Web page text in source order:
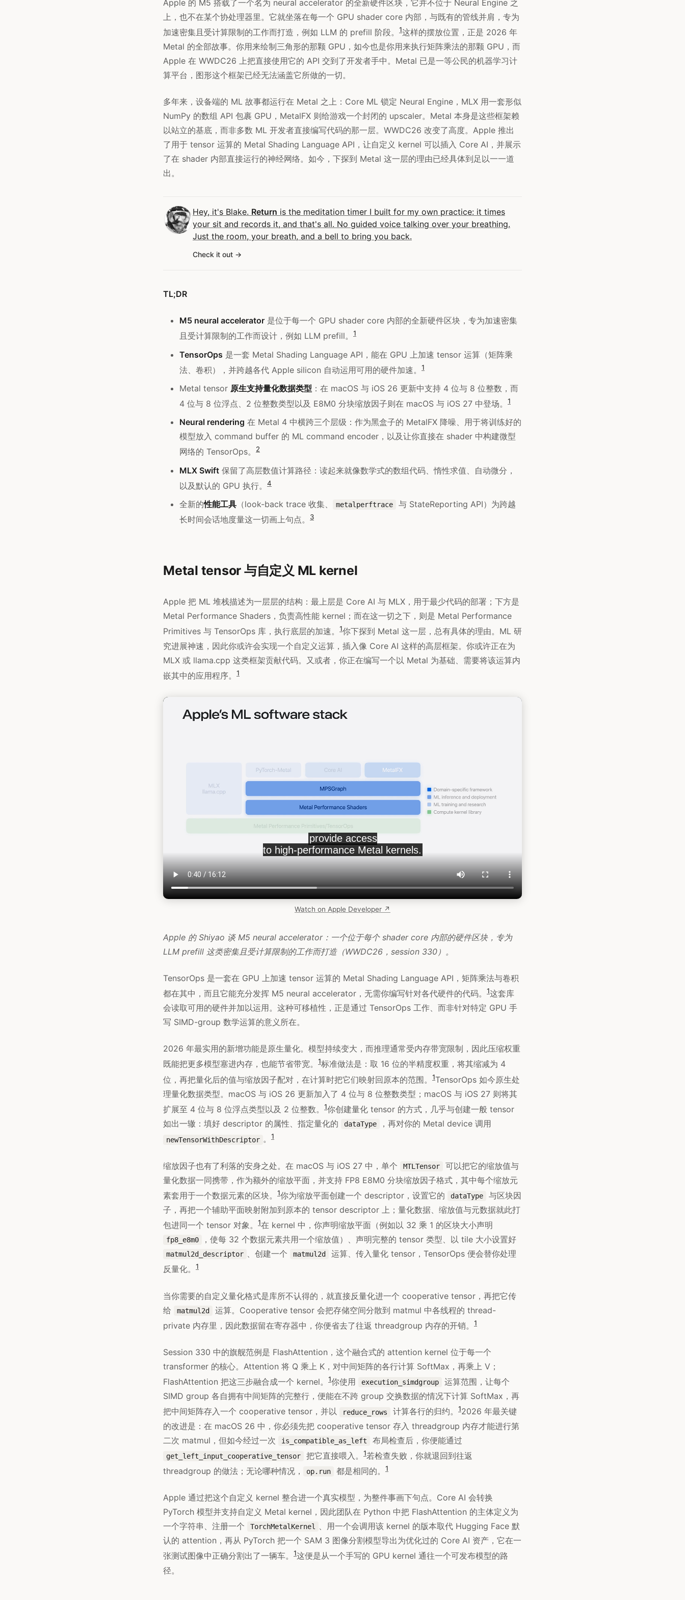
Apple 的 M5 搭载了一个名为 neural accelerator 的全新硬件区块，它并不位于 Neural Engine 之
上，也不在某个协处理器里。它就坐落在每一个 GPU shader core 内部，与既有的管线并肩，专为
加速密集且受计算限制的工作而打造，例如 LLM 的 prefill 阶段。
1这样的摆放位置，正是 2026 年
Metal 的全部故事。你用来绘制三角形的那颗 GPU，如今也是你用来执行矩阵乘法的那颗 GPU，而
Apple 在 WWDC26 上把直接使用它的 API 交到了开发者手中。Metal 已是一等公民的机器学习计
算平台，图形这个框架已经无法涵盖它所做的一切。
多年来，设备端的 ML 故事都运行在 Metal 之上：Core ML 锁定 Neural Engine，MLX 用一套形似
NumPy 的数组 API 包裹 GPU，MetalFX 则给游戏一个封闭的 upscaler。Metal 本身是这些框架赖
以站立的基底，而非多数 ML 开发者直接编写代码的那一层。WWDC26 改变了高度。Apple 推出
了用于 tensor 运算的 Metal Shading Language API，让自定义 kernel 可以插入 Core AI，并展示
了在 shader 内部直接运行的神经网络。如今，下探到 Metal 这一层的理由已经具体到足以一一道
出。
Hey, it's Blake. Return is the meditation timer I built for my own practice: it times
your sit and records it, and that's all. No guided voice talking over your breathing.
Just the room, your breath, and a bell to bring you back.
Check it out
TL;DR
M5 neural accelerator 是位于每一个 GPU shader core 内部的全新硬件区块，专为加速密集
且受计算限制的工作而设计，例如 LLM prefill。
1
TensorOps 是一套 Metal Shading Language API，能在 GPU 上加速 tensor 运算（矩阵乘
法、卷积），并跨越各代 Apple silicon 自动运用可用的硬件加速。
1
Metal tensor 原生支持量化数据类型 ：在 macOS 与 iOS 26 更新中支持 4 位与 8 位整数，而
4 位与 8 位浮点、2 位整数类型以及 E8M0 分块缩放因子则在 macOS 与 iOS 27 中登场。
1
Neural rendering 在 Metal 4 中横跨三个层级：作为黑盒子的 MetalFX 降噪、用于将训练好的
模型放入 command buffer 的 ML command encoder，以及让你直接在 shader 中构建微型
网络的 TensorOps。
2
MLX Swift 保留了高层数值计算路径：读起来就像数学式的数组代码、惰性求值、自动微分，
以及默认的 GPU 执行。
4
全新的性能工具 （look-back trace 收集、 metalperftrace
与 StateReporting API）为跨越
长时间会话地度量这一切画上句点。
3
Metal tensor 与自定义 ML kernel
Apple 把 ML 堆栈描述为一层层的结构：最上层是 Core AI 与 MLX，用于最少代码的部署；下方是
Metal Performance Shaders，负责高性能 kernel；而在这一切之下，则是 Metal Performance
Primitives 与 TensorOps 库，执行底层的加速。
1你下探到 Metal 这一层，总有具体的理由。ML 研
究进展神速，因此你或许会实现一个自定义运算，插入像 Core AI 这样的高层框架。你或许正在为
MLX 或 llama.cpp 这类框架贡献代码。又或者，你正在编写一个以 Metal 为基础、需要将该运算内
嵌其中的应用程序。
1
Watch on Apple Developer ↗
Apple 的 Shiyao 谈 M5 neural accelerator：一个位于每个 shader core 内部的硬件区块，专为
LLM prefill 这类密集且受计算限制的工作而打造（WWDC26，session 330）。
TensorOps 是一套在 GPU 上加速 tensor 运算的 Metal Shading Language API，矩阵乘法与卷积
都在其中，而且它能充分发挥 M5 neural accelerator，无需你编写针对各代硬件的代码。
1这套库
会读取可用的硬件并加以运用。这种可移植性，正是通过 TensorOps 工作、而非针对特定 GPU 手
写 SIMD-group 数学运算的意义所在。
2026 年最实用的新增功能是原生量化。模型持续变大，而推理通常受内存带宽限制，因此压缩权重
既能把更多模型塞进内存，也能节省带宽。
1标准做法是：取 16 位的半精度权重，将其缩减为 4
位，再把量化后的值与缩放因子配对，在计算时把它们映射回原本的范围。
1TensorOps 如今原生处
理量化数据类型。macOS 与 iOS 26 更新加入了 4 位与 8 位整数类型；macOS 与 iOS 27 则将其
扩展至 4 位与 8 位浮点类型以及 2 位整数。
1你创建量化 tensor 的方式，几乎与创建一般 tensor
如出一辙：填好 descriptor 的属性、指定量化的
dataType ，再对你的 Metal device 调用
newTensorWithDescriptor 。 1
缩放因子也有了利落的安身之处。在 macOS 与 iOS 27 中，单个 MTLTensor
可以把它的缩放值与
量化数据一同携带，作为额外的缩放平面，并支持 FP8 E8M0 分块缩放因子格式，其中每个缩放元
素套用于一个数据元素的区块。
1你为缩放平面创建一个 descriptor，设置它的 dataType
与区块因
子，再把一个辅助平面映射附加到原本的 tensor descriptor 上；量化数据、缩放值与元数据就此打
包进同一个 tensor 对象。
1在 kernel 中，你声明缩放平面（例如以 32 乘 1 的区块大小声明
fp8_e8m0 ，使每 32 个数据元素共用一个缩放值）、声明完整的 tensor 类型、以 tile 大小设置好
matmul2d_descriptor 、创建一个 matmul2d
运算、传入量化 tensor，TensorOps 便会替你处理
反量化。
1
当你需要的自定义量化格式是库所不认得的，就直接反量化进一个 cooperative tensor，再把它传
给
matmul2d
运算。Cooperative tensor 会把存储空间分散到 matmul 中各线程的 thread-
private 内存里，因此数据留在寄存器中，你便省去了往返 threadgroup 内存的开销。
1
Session 330 中的旗舰范例是 FlashAttention，这个融合式的 attention kernel 位于每一个
transformer 的核心。Attention 将 Q 乘上 K，对中间矩阵的各行计算 SoftMax，再乘上 V；
FlashAttention 把这三步融合成一个 kernel。
1你使用 execution_simdgroup
运算范围，让每个
SIMD group 各自拥有中间矩阵的完整行，便能在不跨 group 交换数据的情况下计算 SoftMax，再
把中间矩阵存入一个 cooperative tensor，并以
reduce_rows 计算各行的归约。 12026 年最关键
的改进是：在 macOS 26 中，你必须先把 cooperative tensor 存入 threadgroup 内存才能进行第
二次 matmul，但如今经过一次
is_compatible_as_left 布局检查后，你便能通过
get_left_input_cooperative_tensor 把它直接喂入。 1若检查失败，你就退回到往返
threadgroup 的做法；无论哪种情况，
op.run 都是相同的。 1
Apple 通过把这个自定义 kernel 整合进一个真实模型，为整件事画下句点。Core AI 会转换
PyTorch 模型并支持自定义 Metal kernel，因此团队在 Python 中把 FlashAttention 的主体定义为
一个字符串、注册一个
TorchMetalKernel 、用一个会调用该 kernel 的版本取代 Hugging Face 默
认的 attention，再从 PyTorch 把一个 SAM 3 图像分割模型导出为优化过的 Core AI 资产，它在一
张测试图像中正确分割出了一辆车。
1这便是从一个手写的 GPU kernel 通往一个可发布模型的路
径。